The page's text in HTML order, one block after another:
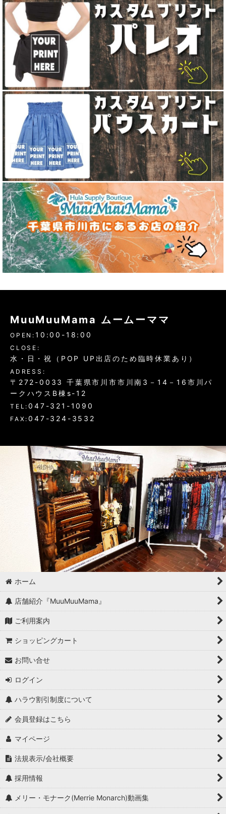
MuuMuuMama ムームーママ
OPEN: 10:00-18:00
CLOSE:
水・日・祝（POP UP出店のため臨時休業あり）
ADRESS:
〒272-0033 千葉県市川市市川南3－14－16市川パ
ークハウスB棟s-12
TEL:047-321-1090
FAX:047-324-3532
ホーム
店舗紹介『MuuMuuMama』
ご利用案内
ショッピングカート
お問い合せ
ログイン
ハラウ割引制度について
会員登録はこちら
マイページ
法規表示/会社概要
採用情報
メリー・モナーク(Merrie Monarch)動画集